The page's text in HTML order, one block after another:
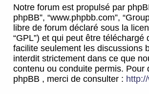
Notre forum est propulsé par
phpBB”, “www.phpbb.com”,
libre de forum déclaré sous la
“GPL”) et qui peut être téléchargé
facilite seulement les discussions
interdit strictement dans ce que
contenu ou conduite permis.
phpBB , merci de consulter :